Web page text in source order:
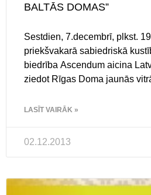
BALTĀS DOMAS”
Sestdien, 7.decembrī,
priekšvakarā sabiedriskā
biedrība Ascendum aicina
ziedot Rīgas Doma jaunās
LASĪT VAIRĀK »
02.12.2013